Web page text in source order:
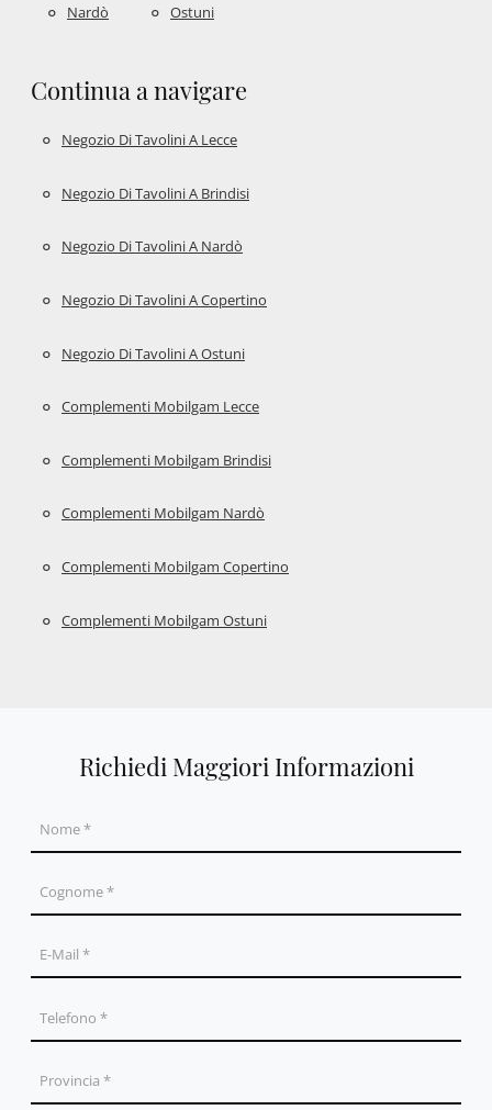
Nardò Ostuni
Continua a navigare
Negozio Di Tavolini A Lecce
Negozio Di Tavolini A Brindisi
Negozio Di Tavolini A Nardò
Negozio Di Tavolini A Copertino
Negozio Di Tavolini A Ostuni
Complementi Mobilgam Lecce
Complementi Mobilgam Brindisi
Complementi Mobilgam Nardò
Complementi Mobilgam Copertino
Complementi Mobilgam Ostuni
Richiedi Maggiori Informazioni